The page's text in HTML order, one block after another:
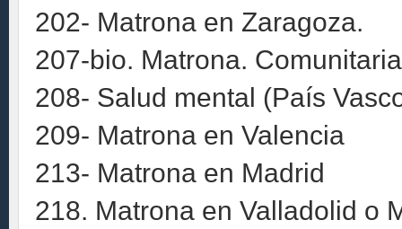
202- Matrona en Zaragoza.
207-bio. Matrona.
208- Salud mental (País
209- Matrona en Valencia
213- Matrona en Madrid
218. Matrona en Valladolid o